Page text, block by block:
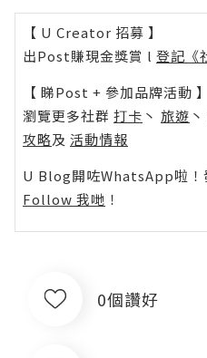
【 U Creator 招募 】
出Post賺現金獎賞 l 登記《
【 睇Post + 參加品牌活動 】
瀏覽更多社群 打卡 丶 旅遊 丶
攻略及 活動情報
U Blog開咗WhatsApp啦！
Follow 我哋 ！
0個讚好